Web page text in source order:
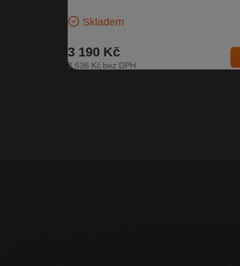
Skladem
3 190 Kč
2 636 Kč